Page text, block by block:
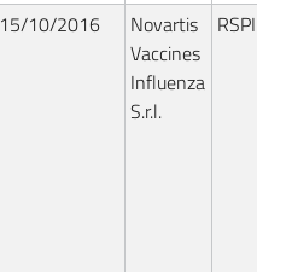
15/10/2016
Novartis
Vaccines
Influenza
S.r.l.